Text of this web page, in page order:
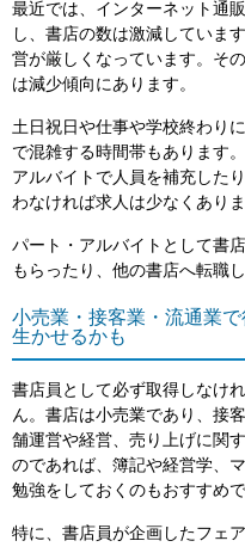
最近では、インターネット通
し、書店の数は激減していま
営が厳しくなっています。そ
は減少傾向にあります。
土日祝日や仕事や学校終わり
で混雑する時間帯もあります
アルバイトで人員を補充した
わなければ求人は少なくありま
パート・アルバイトとして書
もらったり、他の書店へ転職
小売業・接客業・流通業
生かせるかも
書店員として必ず取得しなけ
ん。書店は小売業であり、接
舗運営や経営、売り上げに関
のであれば、簿記や経営学、
勉強をしておくのもおすすめで
特に、書店員が企画したフェ